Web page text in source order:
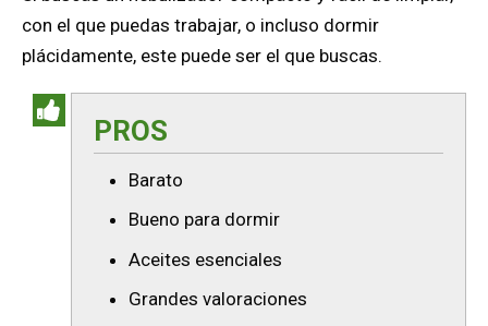
con el que puedas trabajar, o incluso dormir
plácidamente, este puede ser el que buscas.
PROS
Barato
Bueno para dormir
Aceites esenciales
Grandes valoraciones